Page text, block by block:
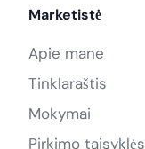
Marketistė
Apie mane
Tinklaraštis
Mokymai
Pirkimo taisyklės